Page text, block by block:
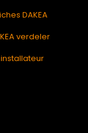
DAKEA
verdeler